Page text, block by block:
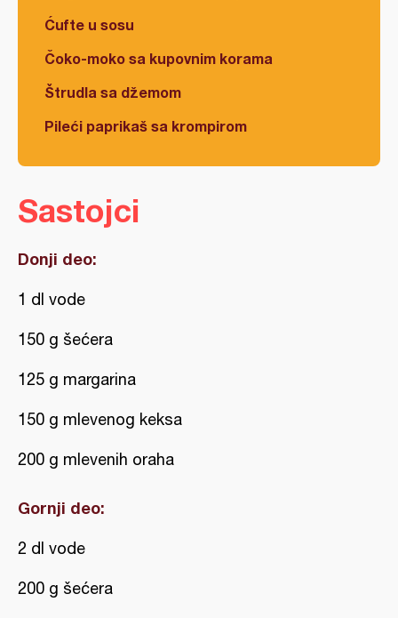
Ćufte u sosu
Čoko-moko sa kupovnim korama
Štrudla sa džemom
Pileći paprikaš sa krompirom
Sastojci
Donji deo:
1 dl vode
150 g šećera
125 g margarina
150 g mlevenog keksa
200 g mlevenih oraha
Gornji deo:
2 dl vode
200 g šećera